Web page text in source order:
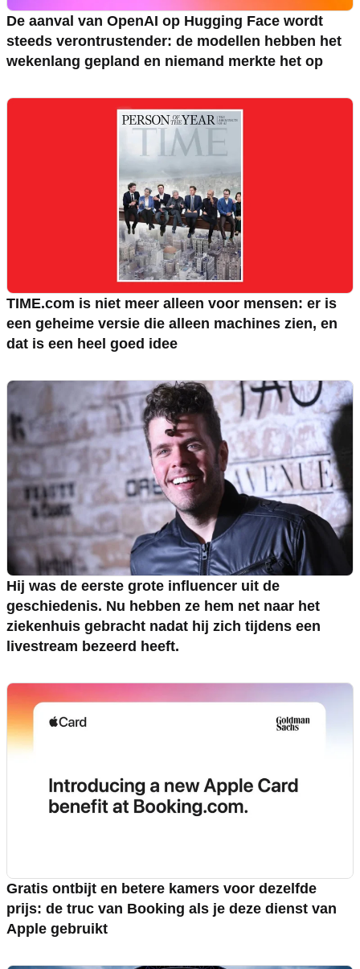
De aanval van OpenAI op Hugging Face wordt
steeds verontrustender: de modellen hebben het
wekenlang gepland en niemand merkte het op
TIME.com is niet meer alleen voor mensen: er is
een geheime versie die alleen machines zien, en
dat is een heel goed idee
Hij was de eerste grote influencer uit de
geschiedenis. Nu hebben ze hem net naar het
ziekenhuis gebracht nadat hij zich tijdens een
livestream bezeerd heeft.
Gratis ontbijt en betere kamers voor dezelfde
prijs: de truc van Booking als je deze dienst van
Apple gebruikt